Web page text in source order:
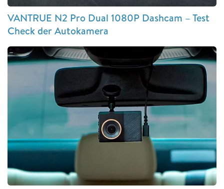
VANTRUE N2 Pro Dual 1080P Dashcam – Test
Check der Autokamera